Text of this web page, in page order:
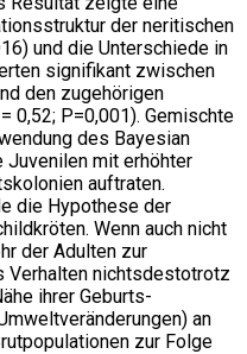
der neritischen
und die Unterschiede in
signifikant zwischen
den zugehörigen
0,52; P=0,001). Gemischte
des Bayesian
mit erhöhter
auftraten.
die Hypothese der
Wenn auch nicht
der Adulten zur
Verhalten nichtsdestotrotz
ihrer Geburts-
an
zur Folge